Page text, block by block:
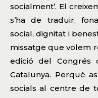
socialment’. El
s’ha de traduir​,​
social​, dignitat i
missatge que volem
edició del Congrés
Catalunya. Perquè
socials al centre de